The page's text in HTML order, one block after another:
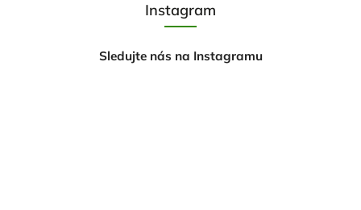
Instagram
Sledujte nás na Instagramu